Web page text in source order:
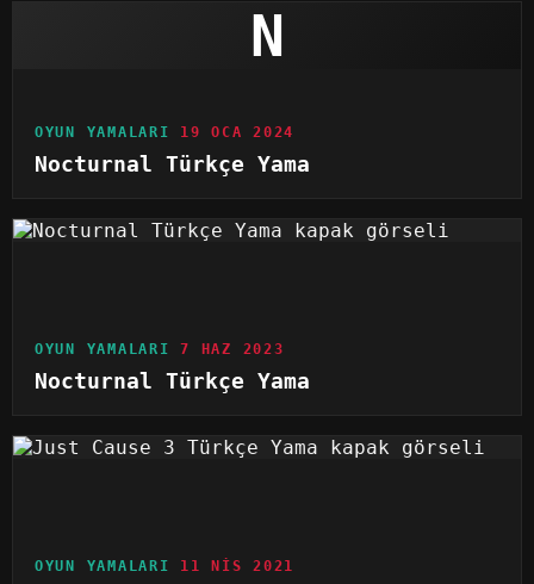
N
OYUN YAMALARI 19 OCA 2024
Nocturnal Türkçe Yama
OYUN YAMALARI 7 HAZ 2023
Nocturnal Türkçe Yama
OYUN YAMALARI 11 NIS 2021